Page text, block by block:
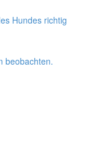
Hundes richtig
beobachten.